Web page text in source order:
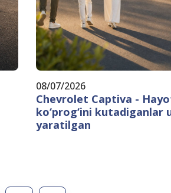
08/07/2026
Chevrolet Captiva -
ko‘prog‘ini kutadiganlar
yaratilgan